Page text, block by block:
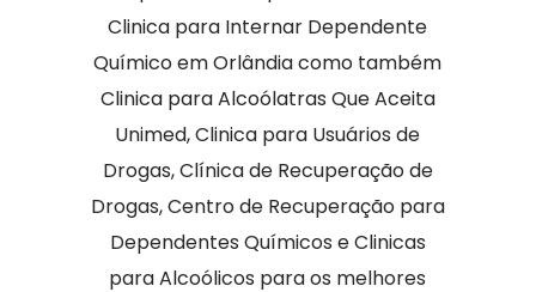
Clinica para Internar Dependente
Químico em Orlândia como também
Clinica para Alcoólatras Que Aceita
Unimed, Clinica para Usuários de
Drogas, Clínica de Recuperação de
Drogas, Centro de Recuperação para
Dependentes Químicos e Clinicas
para Alcoólicos para os melhores